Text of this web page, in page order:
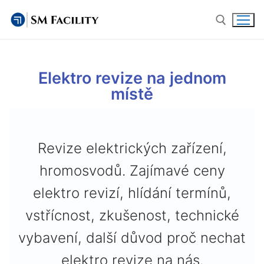
Facility management
Správa nemovitostí
Revize a servis technologií
Property management
Bezpečnostní služby
Novinky
Legislativa při správě nemovitostí
Kariéra
Kontakt
Elektro revize na jednom
místě
Revize elektrických zařízení,
hromosvodů. Zajímavé ceny
elektro revizí, hlídání termínů,
vstřícnost, zkušenost, technické
vybavení, další důvod proč nechat
elektro revize na nás.